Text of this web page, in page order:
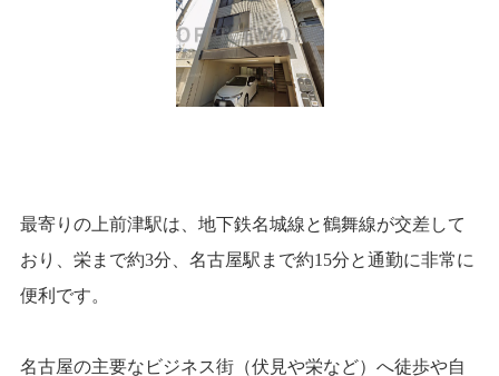
最寄りの上前津駅は、地下鉄名城線と鶴舞線が交差して
おり、栄まで約3分、名古屋駅まで約15分と通勤に非常に
便利です。
名古屋の主要なビジネス街（伏見や栄など）へ徒歩や自